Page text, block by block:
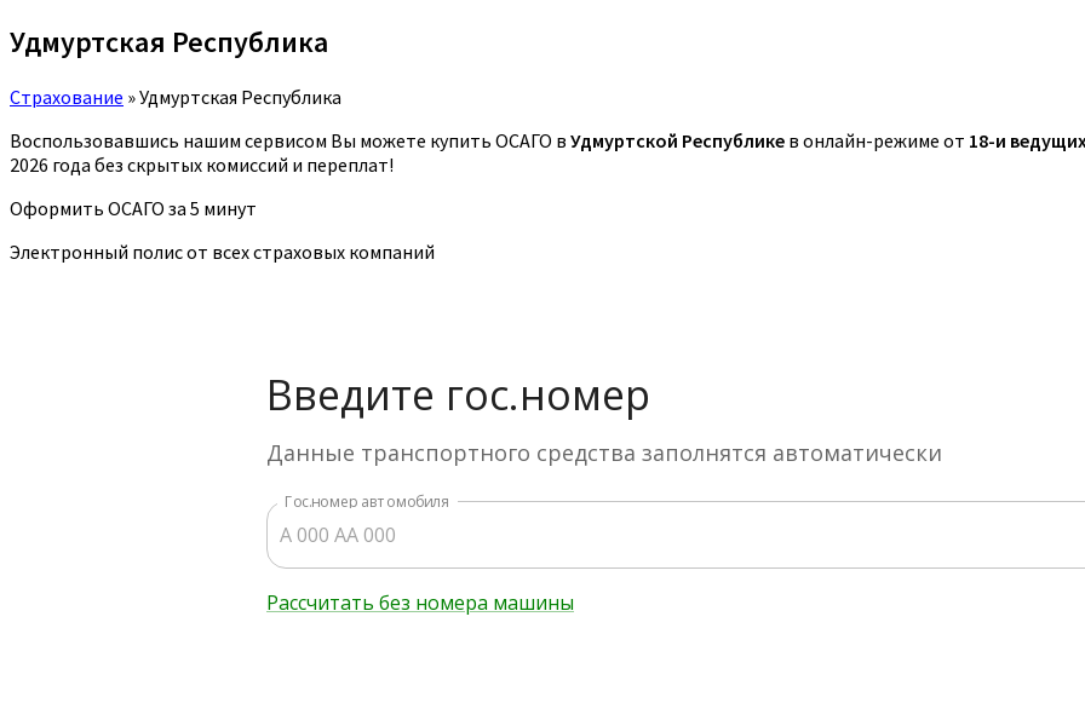
Удмуртская Республика
Страхование »Удмуртская Республика
Воспользовавшись нашим сервисом Вы можете купить ОСАГО в Удмуртской Республике в онлайн-режиме от 18-и
2026 года без скрытых комиссий и переплат!
Оформить ОСАГО за 5 минут
Электронный полис от всех страховых компаний